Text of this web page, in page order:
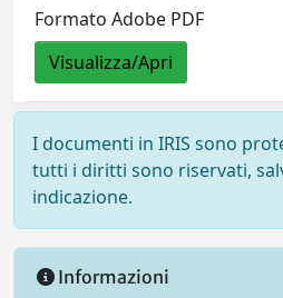
Formato Adobe PDF
Visualizza/Apri
I documenti in IRIS sono
tutti i diritti sono riservati,
indicazione.
Informazioni